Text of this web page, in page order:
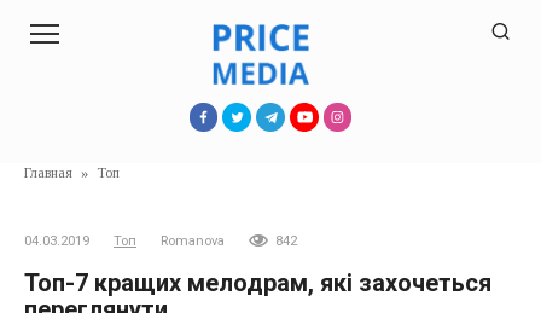
Главная » Топ
04.03.2019 Топ Romanova 842
Топ-7 кращих мелодрам, які захочеться